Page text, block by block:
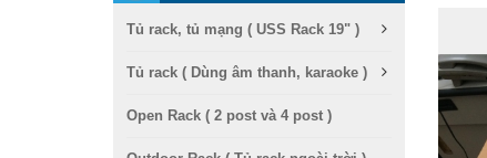
Tủ rack, tủ mạng ( USS Rack 19" )
Tủ rack ( Dùng âm thanh, karaoke )
Open Rack ( 2 post và 4 post )